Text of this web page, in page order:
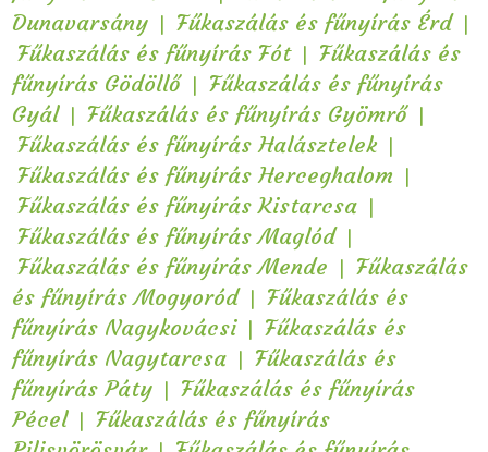
Dunavarsány | Fűkaszálás és fűnyírás Érd |
Fűkaszálás és fűnyírás Fót | Fűkaszálás és
fűnyírás Gödöllő | Fűkaszálás és fűnyírás
Gyál | Fűkaszálás és fűnyírás Gyömrő |
Fűkaszálás és fűnyírás Halásztelek |
Fűkaszálás és fűnyírás Herceghalom |
Fűkaszálás és fűnyírás Kistarcsa |
Fűkaszálás és fűnyírás Maglód |
Fűkaszálás és fűnyírás Mende | Fűkaszálás
és fűnyírás Mogyoród | Fűkaszálás és
fűnyírás Nagykovácsi | Fűkaszálás és
fűnyírás Nagytarcsa | Fűkaszálás és
fűnyírás Páty | Fűkaszálás és fűnyírás
Pécel | Fűkaszálás és fűnyírás